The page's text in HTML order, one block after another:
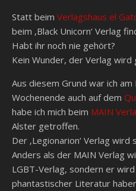
Statt beim Verlagshaus el
beim ‚Black Unicorn‘ Verlag
Habt ihr noch nie gehört?
Kein Wunder, der Verlag
Aus diesem Grund war ich
Wochenende auch auf dem
habe ich mich beim MAIN
Alster getroffen.
Der ‚Legionarion‘ Verlag
Anders als der MAIN Verlag
LGBT-Verlag, sondern er
phantastischer Literatur